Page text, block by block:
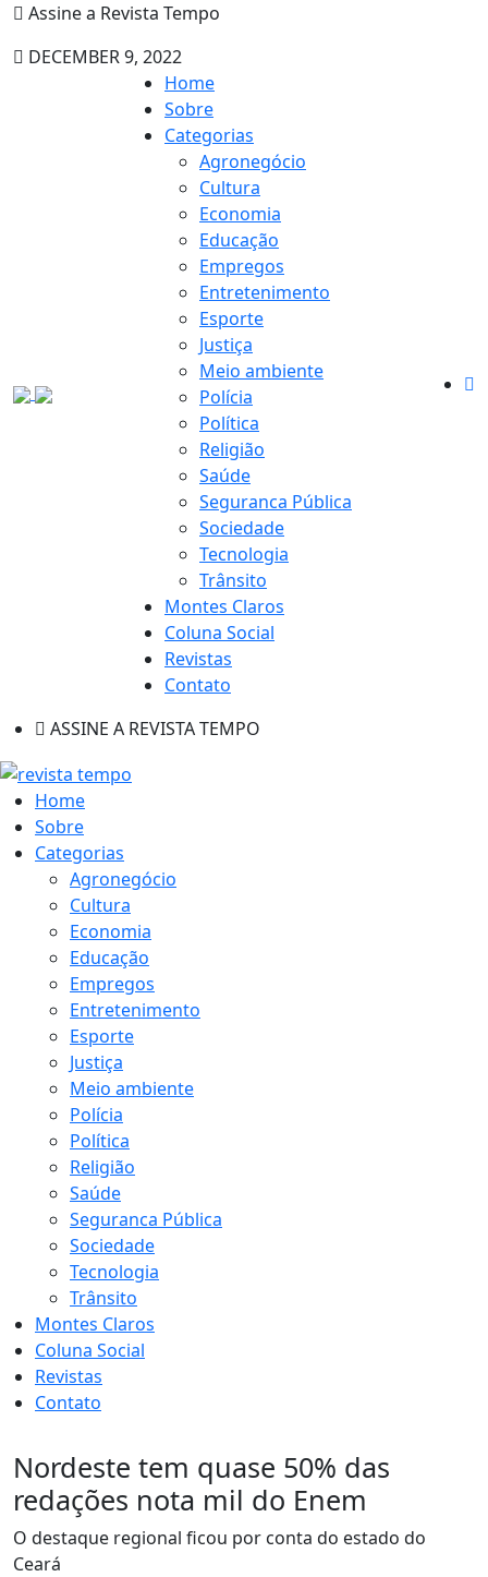
Assine a Revista Tempo
DECEMBER 9, 2022
Home
Sobre
Categorias
Agronegócio
Cultura
Economia
Educação
Empregos
Entretenimento
Esporte
Justiça
Meio ambiente
Polícia
Política
Religião
Saúde
Seguranca Pública
Sociedade
Tecnologia
Trânsito
Montes Claros
Coluna Social
Revistas
Contato
ASSINE A REVISTA TEMPO
Home
Sobre
Categorias
Agronegócio
Cultura
Economia
Educação
Empregos
Entretenimento
Esporte
Justiça
Meio ambiente
Polícia
Política
Religião
Saúde
Seguranca Pública
Sociedade
Tecnologia
Trânsito
Montes Claros
Coluna Social
Revistas
Contato
Nordeste tem quase 50% das
redações nota mil do Enem
O destaque regional ficou por conta do estado do
Ceará